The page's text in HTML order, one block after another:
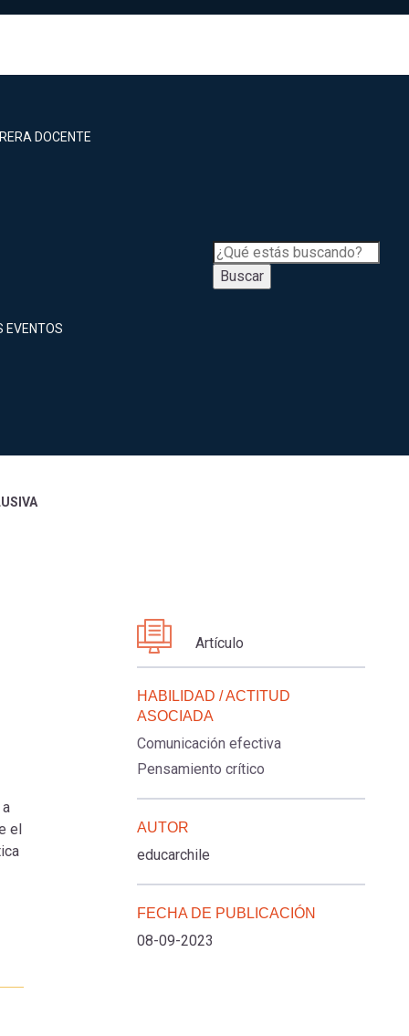
DOCENTE
EVENTOS
Buscar
el
Artículo
HABILIDAD / ACTITUD
ASOCIADA
Comunicación efectiva
Pensamiento crítico
AUTOR
educarchile
FECHA DE PUBLICACIÓN
08-09-2023